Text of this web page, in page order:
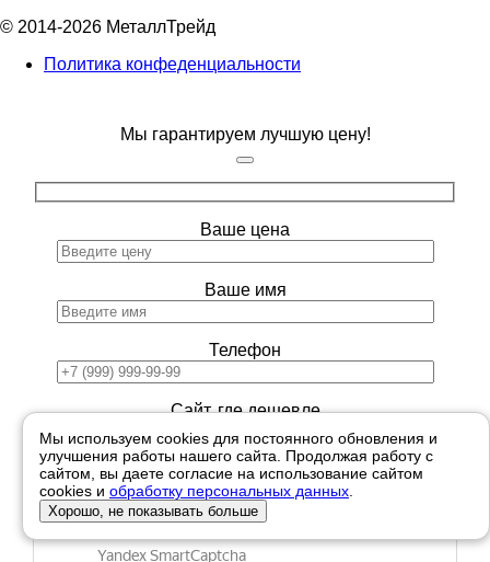
© 2014-2026 МеталлТрейд
Политика конфеденциальности
Мы гарантируем лучшую цену!
Ваше цена
Ваше имя
Телефон
Сайт, где дешевле
Мы используем cookies для постоянного обновления и
улучшения работы нашего сайта. Продолжая работу с
сайтом, вы даете согласие на использование сайтом
cookies и обработку персональных данных
Хорошо, не показывать больше